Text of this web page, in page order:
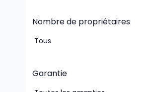
Nombre de propriétaires
Garantie